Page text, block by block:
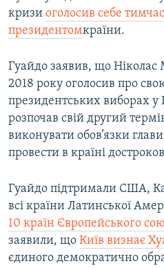
кризи оголосив себе
президентомкраїни.
Гуайдо заявив, що Ніколас
2018 року оголосив про
президентських виборах у
розпочав свій другий
виконувати обов’язки
провести в країні
Гуайдо підтримали США,
всі країни Латинської
10 країн Європейського
заявили, що Київ визнає
єдиного демократично